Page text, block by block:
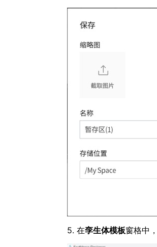
5. 在孪生体模板窗格中